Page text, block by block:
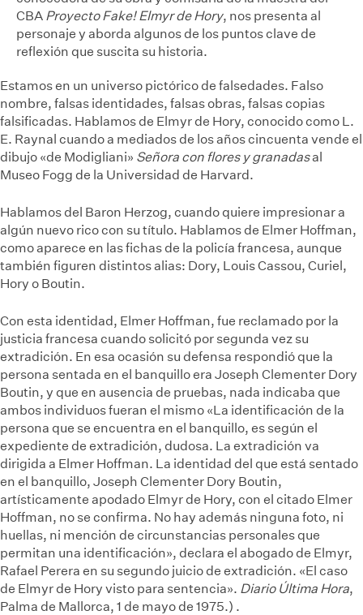
CBA Proyecto Fake! Elmyr de Hory, nos presenta al
personaje y aborda algunos de los puntos clave de
reflexión que suscita su historia.
Estamos en un universo pictórico de falsedades. Falso
nombre, falsas identidades, falsas obras, falsas copias
falsificadas. Hablamos de Elmyr de Hory, conocido como L.
E. Raynal cuando a mediados de los años cincuenta vende el
dibujo «de Modigliani» Señora con flores y granadasal
Museo Fogg de la Universidad de Harvard.
Hablamos del Baron Herzog, cuando quiere impresionar a
algún nuevo rico con su título. Hablamos de Elmer Hoffman,
como aparece en las fichas de la policía francesa, aunque
también figuren distintos alias: Dory, Louis Cassou, Curiel,
Hory o Boutin.
Con esta identidad, Elmer Hoffman, fue reclamado por la
justicia francesa cuando solicitó por segunda vez su
extradición. En esa ocasión su defensa respondió que la
persona sentada en el banquillo era Joseph Clementer Dory
Boutin, y que en ausencia de pruebas, nada indicaba que
ambos individuos fueran el mismo «La identificación de la
persona que se encuentra en el banquillo, es según el
expediente de extradición, dudosa. La extradición va
dirigida a Elmer Hoffman. La identidad del que está sentado
en el banquillo, Joseph Clementer Dory Boutin,
artísticamente apodado Elmyr de Hory, con el citado Elmer
Hoffman, no se confirma. No hay además ninguna foto, ni
huellas, ni mención de circunstancias personales que
permitan una identificación», declara el abogado de Elmyr,
Rafael Perera en su segundo juicio de extradición. «El caso
de Elmyr de Hory visto para sentencia». Diario Última Hora,
Palma de Mallorca, 1 de mayo de 1975.) .